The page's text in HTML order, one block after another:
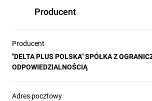
Producent
Producent
"DELTA PLUS POLSKA" SPÓŁKA Z
ODPOWIEDZIALNOŚCIĄ
Adres pocztowy